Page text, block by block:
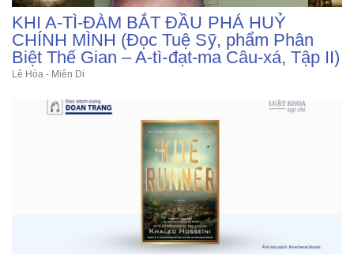
KHI A-TÌ-ĐÀM BẮT ĐẦU PHÁ HUỶ
CHÍNH MÌNH (Đọc Tuệ Sỹ, phẩm Phân
Biệt Thế Gian – A-tì-đạt-ma Câu-xá, Tập II)
Lê Hòa - Miên Di